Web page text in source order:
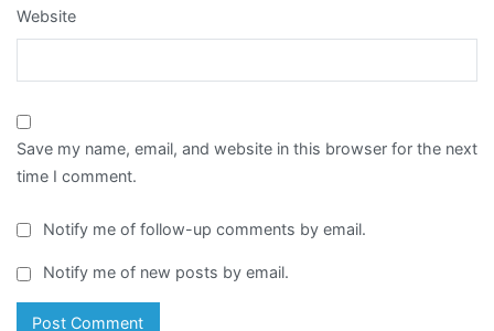
Website
Save my name, email, and website in this browser for the next
time I comment.
Notify me of follow-up comments by email.
Notify me of new posts by email.